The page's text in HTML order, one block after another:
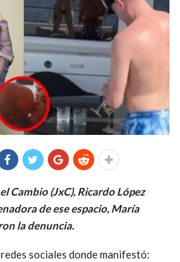
Cambio (JxC), Ricardo López
de ese espacio, María
la denuncia.
sociales donde manifestó: